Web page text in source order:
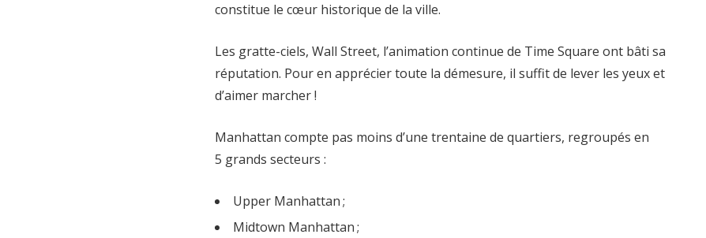
constitue le cœur historique de la ville.
Les gratte-ciels, Wall Street, l’animation continue de Time Square ont bâti sa
réputation. Pour en apprécier toute la démesure, il suffit de lever les yeux et
d’aimer marcher !
Manhattan compte pas moins d’une trentaine de quartiers, regroupés en
5 grands secteurs :
Upper Manhattan ;
Midtown Manhattan ;